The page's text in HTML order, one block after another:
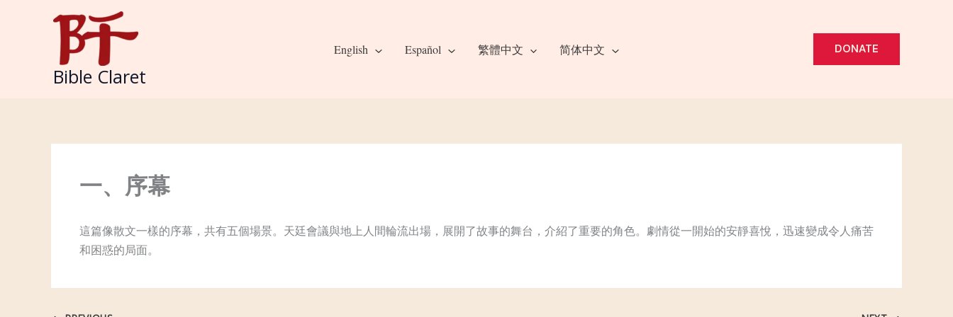
Bible Claret
English Español 繁體中文 简体中文 DONATE
一、序幕
這篇像散文一樣的序幕，共有五個場景。天廷會議與地上人間輪流出場，展開了故事的舞台，介紹了重要的角色。劇情從一開始的安靜喜悅，迅速變成令人痛苦
和困惑的局面。